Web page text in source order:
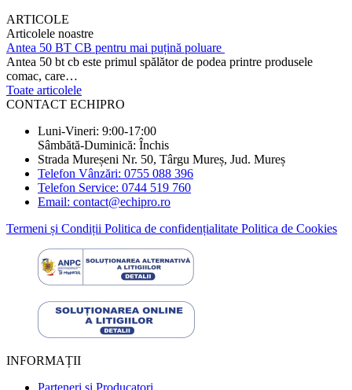
ARTICOLE
Articolele noastre
Antea 50 BT CB pentru mai puțină poluare
Antea 50 bt cb este primul spălător de podea printre produsele
comac, care…
Toate articolele
CONTACT ECHIPRO
Luni-Vineri: 9:00-17:00
Sâmbătă-Duminică: Închis
Strada Mureșeni Nr. 50, Târgu Mureș, Jud. Mureș
Telefon Vânzări: 0755 088 396
Telefon Service: 0744 519 760
Email: contact@echipro.ro
Termeni și Condiții Politica de confidențialitate Politica de Cookies
INFORMAȚII
Parteneri si Producatori